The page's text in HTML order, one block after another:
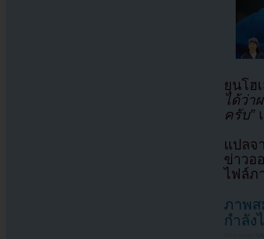
ยุนโ
ได้ว่า
ครับ”
แปลจ
ข่าว
ไฟล์ภ
ภาพส
กำลัง